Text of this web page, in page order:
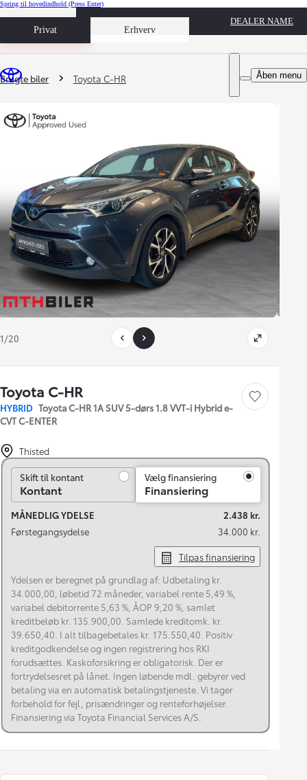
Spring til hovedindhold (Press Enter)
Privat Erhverv
Book prøvetur
DEALER NAME
Åben menu
Du er her
Brugte biler Toyota C-HR
1/20
Toyota C-HR
HYBRID Toyota C-HR 1A SUV 5-dørs 1.8 VVT-i Hybrid e-
CVT C-ENTER
Gem bil
Thisted
Skift til kontant
Skift til kontant
Kontant
Vælg finansiering
Finansiering
MÅNEDLIG YDELSE
2.438 kr.
Førstegangsydelse
34.000 kr.
Tilpas finansiering
Ydelsen er beregnet på grundlag af: Udbetaling kr.
34.000,00, løbetid 72 måneder, variabel rente 5,49 %,
variabel debitorrente 5,63 %, ÅOP 9,20 %, samlet
kreditbeløb kr. 135.900,00. Samlede kreditomk. kr.
39.650,40. I alt tilbagebetales kr. 175.550,40. Positiv
kreditgodkendelse og ingen registrering hos RKI
forudsættes. Kaskoforsikring er obligatorisk. Der er
fortrydelsesret på lånet. Ingen løbende mdl. gebyrer ved
betaling via en automatisk betalingstjeneste. Vi tager
forbehold for fejl, prisændringer og renteforhøjelser.
Finansiering via Toyota Financial Services A/S.